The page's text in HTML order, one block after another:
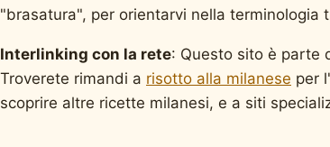
"brasatura", per orientarvi nella terminologia
Interlinking con la rete: Questo sito è parte
Troverete rimandi a risotto alla milanese per
scoprire altre ricette milanesi, e a siti